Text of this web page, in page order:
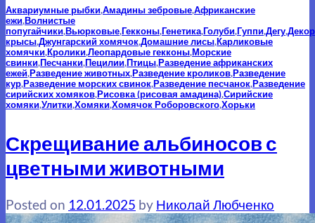
Аквариумные рыбки,Амадины зебровые,Африканские
ежи,Волнистые
попугайчики,Вьюрковые,Гекконы,Генетика,Голуби,Гуппи,Дегу,
крысы,Джунгарский хомячок,Домашние лисы,Карликовые
хомячки,Кролики,Леопардовые гекконы,Морские
свинки,Песчанки,Пецилии,Птицы,Разведение африканских
ежей,Разведение животных,Разведение кроликов,Разведение
кур,Разведение морских свинок,Разведение песчанок,Разведение
сирийских хомяков,Рисовка (рисовая амадина),Сирийские
хомяки,Улитки,Хомяки,Хомячок Роборовского,Хорьки
Скрещивание альбиносов с
цветными животными
Posted on 12.01.2025 by Николай Любченко